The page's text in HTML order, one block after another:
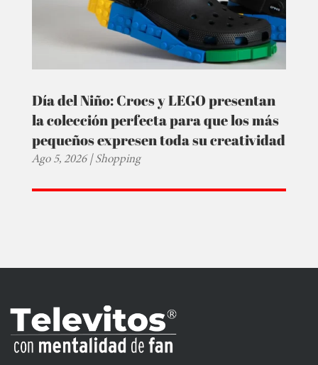
Día del Niño: Crocs y LEGO presentan
la colección perfecta para que los más
pequeños expresen toda su creatividad
Ago 5, 2026|Shopping